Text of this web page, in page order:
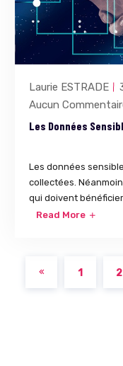
Laurie ESTRADE
Aucun
Les Données
Les données
collectées.
qui doivent
Read More
1 2